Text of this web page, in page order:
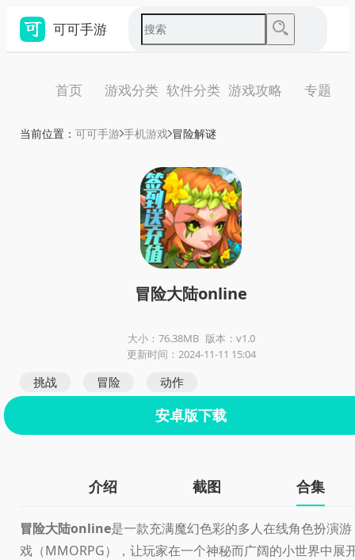
可可手游
首页 游戏分类 软件分类 游戏攻略 专题
当前位置： 可可手游 手机游戏 冒险解谜
冒险大陆online
大小：76.38MB 版本：v1.0
更新时间：2024-11-11 15:04
挑战 冒险 动作
安卓版下载
介绍 截图 合集
冒险大陆online是一款充满魔幻色彩的多人在线角色扮演游
戏（MMORPG），让玩家在一个神秘而广阔的小世界中展